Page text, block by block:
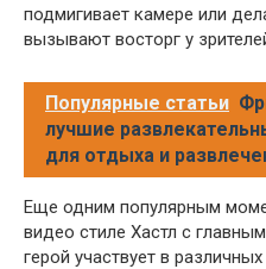
подмигивает камере или
вызывают восторг у
Популярные статьи
лучшие
для отдыха и
Еще одним популярным
видео стиле Хастл с
герой участвует в